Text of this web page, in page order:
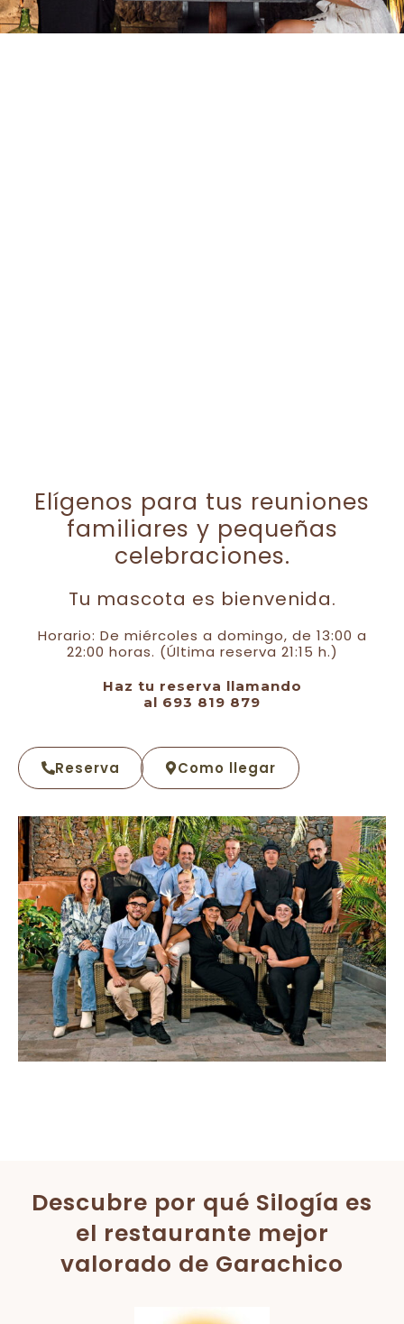
Elígenos para tus reuniones
familiares y pequeñas
celebraciones.
Tu mascota es bienvenida.
Horario: De miércoles a domingo, de 13:00 a
22:00 horas. (Última reserva 21:15 h.)
Haz tu reserva llamando
al 693 819 879
Reserva Como llegar
Descubre por qué Silogía es
el restaurante mejor
valorado de Garachico